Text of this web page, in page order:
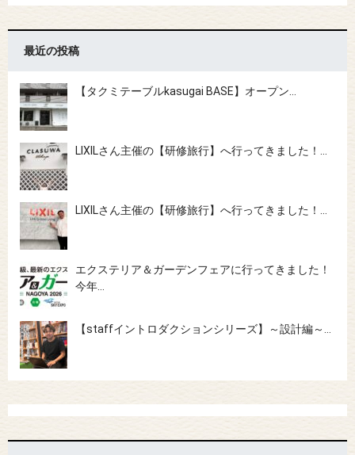
最近の投稿
【タクミテーブルkasugai BASE】オープン…
LIXILさん主催の【研修旅行】へ行ってきました！…
LIXILさん主催の【研修旅行】へ行ってきました！…
エクステリア＆ガーデンフェアに行ってきました！
今年…
【staffイントロダクションシリーズ】～設計編～…